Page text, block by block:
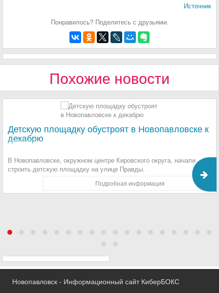
Источник
Понравилось? Поделитесь с друзьями.
Похожие новости
Детскую площадку обустроят в Новопавловске к
декабрю
В Новопавловске, окружном центре Кировского округа, начали
строить детскую площадку на улице Правды.
Подробная информация
Новопавловск - Информационный сайт КиберБОКС